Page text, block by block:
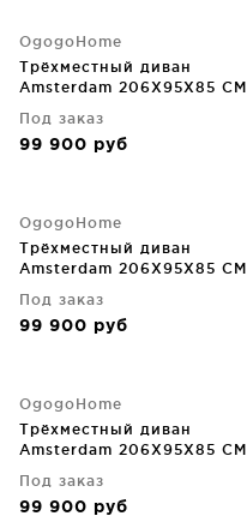
OgogoHome
Трёхместный диван
Amsterdam 206X95X85 CM
Под заказ
99 900 руб
OgogoHome
Трёхместный диван
Amsterdam 206X95X85 CM
Под заказ
99 900 руб
OgogoHome
Трёхместный диван
Amsterdam 206X95X85 CM
Под заказ
99 900 руб